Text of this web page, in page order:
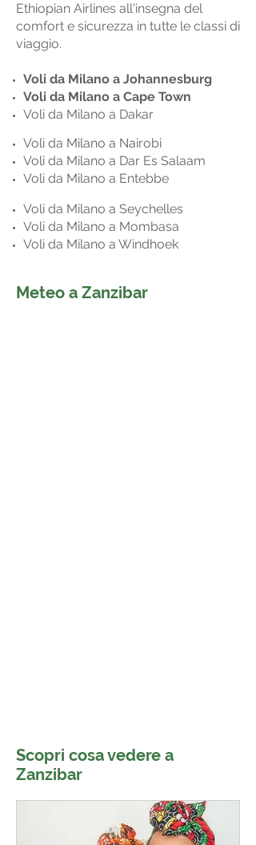
Ethiopian Airlines all'insegna del
comfort e sicurezza in tutte le classi di
viaggio.
Voli da Milano a Johannesburg
Voli da Milano a Cape Town
Voli da Milano a Dakar
Voli da Milano a Nairobi
Voli da Milano a Dar Es Salaam
Voli da Milano a Entebbe
Voli da Milano a Seychelles
Voli da Milano a Mombasa
Voli da Milano a Windhoek
Meteo a Zanzibar
Scopri cosa vedere a
Zanzibar